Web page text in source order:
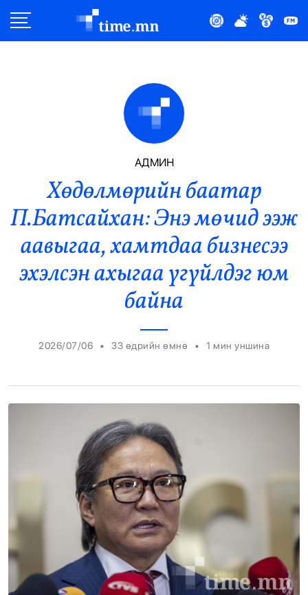
Эдийн Засаг
Нийтлэлчийн Булан
Эрүүл Мэнд
Орон Нутаг
Энтертайнмент
АДМИН
Хөдөлмөрийн баатар
П.Батсайхан: Энэ мөчид ээж
аавыгаа, хамтдаа бизнесээ
эхэлсэн ахыгаа үгүйлдэг юм
байна
2026/07/06 • 33 өдрийн өмнө • 1 мин уншина